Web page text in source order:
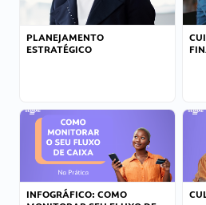
PLANEJAMENTO
ESTRATÉGICO
INFOGRÁFICO: COMO